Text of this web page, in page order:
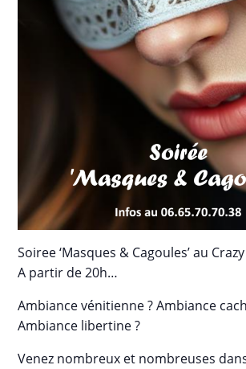
Soiree ‘Masques & Cagoules’ au
A partir de 20h…
Ambiance vénitienne ? Ambiance
Ambiance libertine ?
Venez nombreux et nombreuses